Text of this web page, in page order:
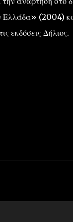
Ελλάδα» (2004)
εκδόσεις Δήλιος.